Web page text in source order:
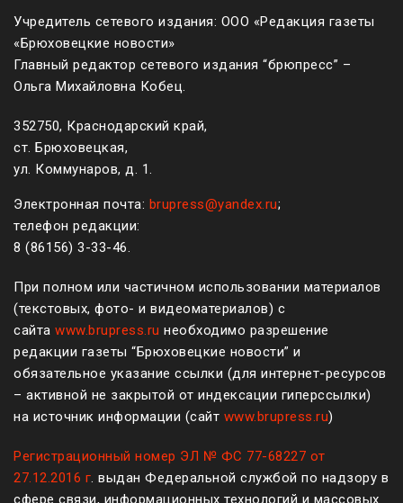
Учредитель сетевого издания: ООО «Редакция газеты
«Брюховецкие новости»
Главный редактор сетевого издания “брюпресс” –
Ольга Михайловна Кобец.
352750, Краснодарский край,
ст. Брюховецкая,
ул. Коммунаров, д. 1.
Электронная почта: brupress@yandex.ru;
телефон редакции:
8 (861 56) 3-33-46.
При полном или частичном использовании материалов
(текстовых, фото- и видеоматериалов) с
сайта www.brupress.ru необходимо разрешение
редакции газеты “Брюховецкие новости” и
обязательное указание ссылки (для интернет-ресурсов
– активной не закрытой от индексации гиперссылки)
на источник информации (сайт www.brupress.ru)
Регистрационный номер ЭЛ № ФС 77-68227 от
27.12.2016 г. выдан Федеральной службой по надзору в
сфере связи, информационных технологий и массовых